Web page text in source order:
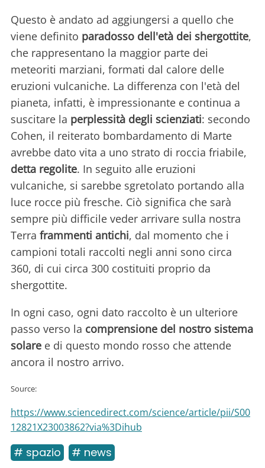
Questo è andato ad aggiungersi a quello che
viene definito paradosso dell'età dei shergottite,
che rappresentano la maggior parte dei
meteoriti marziani, formati dal calore delle
eruzioni vulcaniche. La differenza con l'età del
pianeta, infatti, è impressionante e continua a
suscitare la perplessità degli scienziati: secondo
Cohen, il reiterato bombardamento di Marte
avrebbe dato vita a uno strato di roccia friabile,
detta regolite. In seguito alle eruzioni
vulcaniche, si sarebbe sgretolato portando alla
luce rocce più fresche. Ciò significa che sarà
sempre più difficile veder arrivare sulla nostra
Terra frammenti antichi, dal momento che i
campioni totali raccolti negli anni sono circa
360, di cui circa 300 costituiti proprio da
shergottite.
In ogni caso, ogni dato raccolto è un ulteriore
passo verso la comprensione del nostro sistema
solare e di questo mondo rosso che attende
ancora il nostro arrivo.
Source:
https://www.sciencedirect.com/science/article/pii/S00
12821X23003862?via%3Dihub
# spazio # news